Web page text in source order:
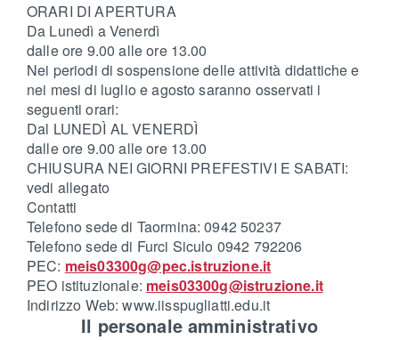
ORARI DI APERTURA
Da Lunedì a Venerdì
dalle ore 9.00 alle ore 13.00
Nei periodi di sospensione delle attività didattiche e
nei mesi di luglio e agosto saranno osservati i
seguenti orari:
Dal LUNEDÌ AL VENERDÌ
dalle ore 9.00 alle ore 13.00
CHIUSURA NEI GIORNI PREFESTIVI E SABATI:
vedi allegato
Contatti
Telefono sede di Taormina: 0942 50237
Telefono sede di Furci Siculo 0942 792206
PEC: meis03300g@pec.istruzione.it
PEO istituzionale: meis03300g@istruzione.it
Indirizzo Web: www.iisspugliatti.edu.it
Il personale amministrativo